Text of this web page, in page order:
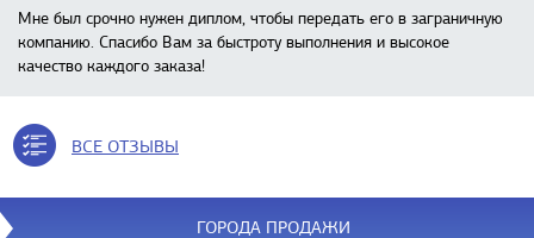
Мне был срочно нужен диплом, чтобы передать его в заграничную
компанию. Спасибо Вам за быстроту выполнения и высокое
качество каждого заказа!
ВСЕ ОТЗЫВЫ
ГОРОДА ПРОДАЖИ